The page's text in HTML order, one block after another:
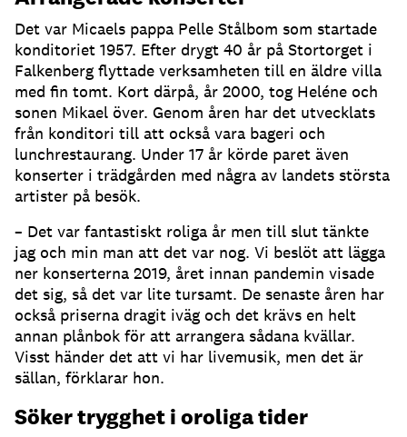
Det var Micaels pappa Pelle Stålbom som startade
konditoriet 1957. Efter drygt 40 år på Stortorget i
Falkenberg flyttade verksamheten till en äldre villa
med fin tomt. Kort därpå, år 2000, tog Heléne och
sonen Mikael över. Genom åren har det utvecklats
från konditori till att också vara bageri och
lunchrestaurang. Under 17 år körde paret även
konserter i trädgården med några av landets största
artister på besök.
– Det var fantastiskt roliga år men till slut tänkte
jag och min man att det var nog. Vi beslöt att lägga
ner konserterna 2019, året innan pandemin visade
det sig, så det var lite tursamt. De senaste åren har
också priserna dragit iväg och det krävs en helt
annan plånbok för att arrangera sådana kvällar.
Visst händer det att vi har livemusik, men det är
sällan, förklarar hon.
Söker trygghet i oroliga tider